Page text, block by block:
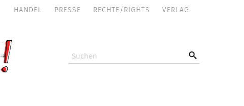
NAVIGATION
HANDEL PRESSE RECHTE/RIGHTS VERLAG